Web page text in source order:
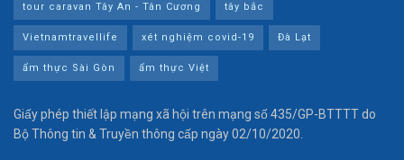
tour caravan Tây An - Tân Cương tây bắc
Vietnamtravellife xét nghiệm covid-19 Đà Lạt
ẩm thực Sài Gòn ẩm thực Việt
Giấy phép thiết lập mạng xã hội trên mạng số 435/GP-BTTTT do
Bộ Thông tin & Truyền thông cấp ngày 02/10/2020.